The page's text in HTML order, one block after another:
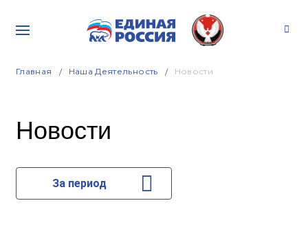
Главная Наша Деятельность Новости
Новости
За период